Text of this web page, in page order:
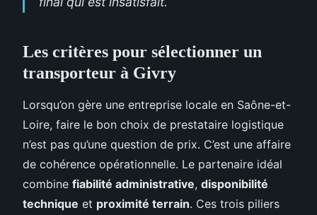
Les critères pour sélectionner un
transporteur à Givry
Lorsqu’on gère une entreprise locale en Saône-et-
Loire, faire le bon choix de prestataire logistique
n’est pas qu’une question de prix. C’est une affaire
de cohérence opérationnelle. Le partenaire idéal
combine fiabilité administrative, disponibilité
technique et proximité terrain. Ces trois piliers